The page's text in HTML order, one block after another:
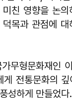
친 영향을 논의
목과 관점에
무형문화재인
게 전통문화의
성하게 만들었다.